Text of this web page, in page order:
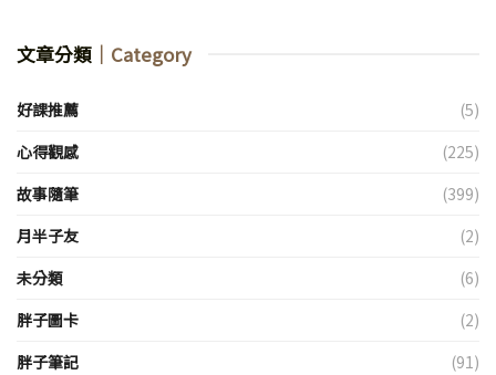
文章分類 ｜Category
好課推薦
(5)
心得觀感
(225)
故事隨筆
(399)
月半子友
(2)
未分類
(6)
胖子圖卡
(2)
胖子筆記
(91)